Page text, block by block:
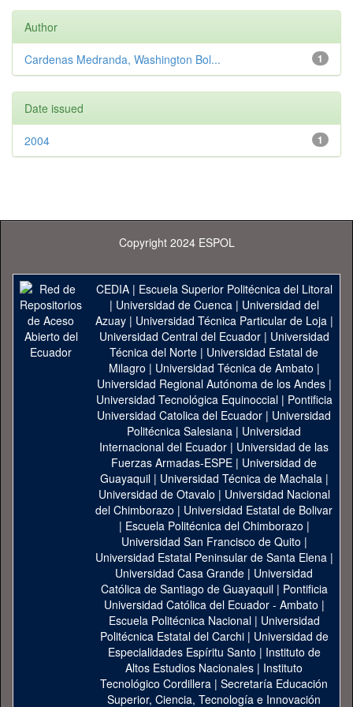
Author
1
Cardenas Medranda, Washington Bol...
Date issued
1
2004
Copyright 2024 ESPOL
CEDIA| Escuela Superior Politécnica del Litoral
| Universidad de Cuenca| Universidad del
Azuay| Universidad Técnica Particular de Loja|
Universidad Central del Ecuador| Universidad
Técnica del Norte | Universidad Estatal de
Milagro | Universidad Técnica de Ambato |
Universidad Regional Autónoma de los Andes|
Universidad Tecnológica Equinoccial| Pontificia
Universidad Catolica del Ecuador | Universidad
Politécnica Salesiana | Universidad
Internacional del Ecuador | Universidad de las
Fuerzas Armadas-ESPE | Universidad de
Guayaquil| Universidad Técnica de Machala|
Universidad de Otavalo | Universidad Nacional
del Chimborazo | Universidad Estatal de Bolivar
| Escuela Politécnica del Chimborazo |
Universidad San Francisco de Quito |
Universidad Estatal Peninsular de Santa Elena|
Universidad Casa Grande | Universidad
Católica de Santiago de Guayaquil| Pontificia
Universidad Católica del Ecuador - Ambato |
Escuela Politécnica Nacional| Universidad
Politécnica Estatal del Carchi| Universidad de
Especialidades Espíritu Santo | Instituto de
Altos Estudios Nacionales | Instituto
Tecnológico Cordillera | Secretaría Educación
Superior, Ciencia, Tecnología e Innovación